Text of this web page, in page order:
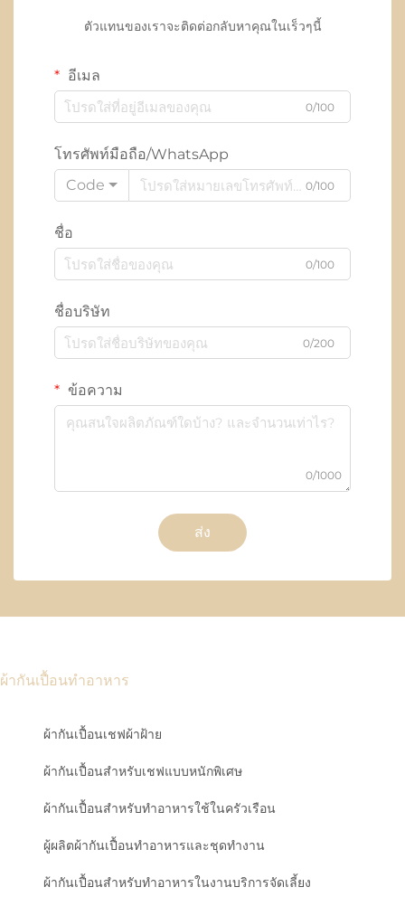
ตัวแทนของเราจะติดต่อกลับหาคุณในเร็วๆนี้
อีเมล
0/100
โทรศัพท์มือถือ/WhatsApp
Code
0/100
ชื่อ
0/100
ชื่อบริษัท
0/200
ข้อความ
0/1000
ส่ง
ผ้ากันเปื้อนทำอาหาร
ผ้ากันเปื้อนเชฟผ้าฝ้าย
ผ้ากันเปื้อนสำหรับเชฟแบบหนักพิเศษ
ผ้ากันเปื้อนสำหรับทำอาหารใช้ในครัวเรือน
ผู้ผลิตผ้ากันเปื้อนทำอาหารและชุดทำงาน
ผ้ากันเปื้อนสำหรับทำอาหารในงานบริการจัดเลี้ยง